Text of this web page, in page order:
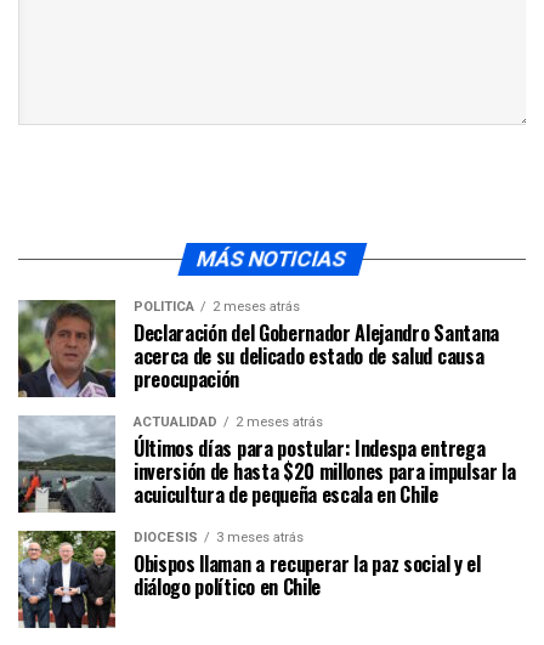
MÁS NOTICIAS
POLÍTICA 2 meses atrás
Declaración del Gobernador Alejandro Santana
acerca de su delicado estado de salud causa
preocupación
ACTUALIDAD 2 meses atrás
Últimos días para postular: Indespa entrega
inversión de hasta $20 millones para impulsar la
acuicultura de pequeña escala en Chile
DIÓCESIS 3 meses atrás
Obispos llaman a recuperar la paz social y el
diálogo político en Chile